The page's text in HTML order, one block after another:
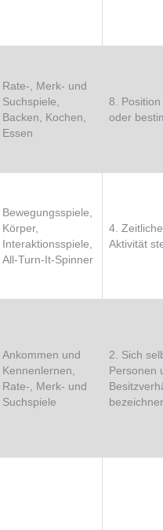
Rate-, Merk- und
Suchspiele,
Backen, Kochen,
Essen
8.
oder
Bewegungsspiele,
Körper,
Interaktionsspiele,
All-Turn-It-Spinner
4.
Aktivität
Ankommen und
Kennenlernen,
Rate-, Merk- und
Suchspiele
2. Sich
Personen